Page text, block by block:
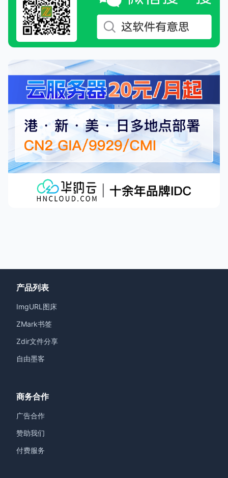
产品列表
ImgURL图床
ZMark书签
Zdir文件分享
自由墨客
商务合作
广告合作
赞助我们
付费服务